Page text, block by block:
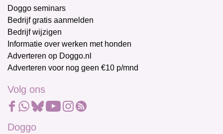
Doggo seminars
Bedrijf gratis aanmelden
Bedrijf wijzigen
Informatie over werken met honden
Adverteren op Doggo.nl
Adverteren voor nog geen €10 p/mnd
Volg ons
Doggo